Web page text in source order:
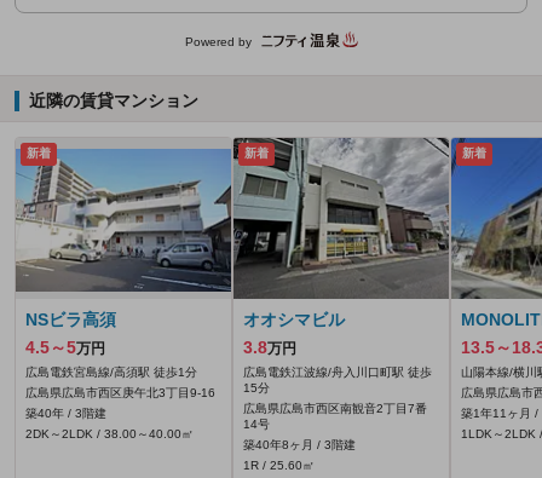
Powered by
近隣の賃貸マンション
新着
NSビラ高須
4.5～5万円
広島電鉄宮島線/高須駅 徒歩1分
広島県広島市西区庚午北3丁目9-16
築40年 / 3階建
2DK～2LDK / 38.00～40.00㎡
新着
オオシマビル
3.8万円
広島電鉄江波線/舟入川口町駅 徒歩
15分
広島県広島市西区南観音2丁目7番
14号
築40年8ヶ月 / 3階建
1R / 25.60㎡
新着
13.5～
山陽本線/横川
広島県広島市
築1年11ヶ月 /
1LDK～2LDK